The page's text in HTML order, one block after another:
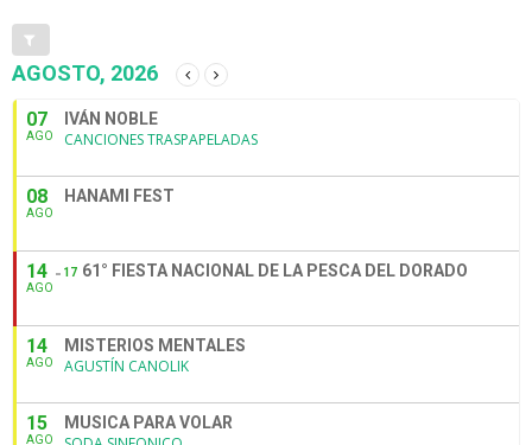
AGOSTO, 2026
07
AGO
IVÁN NOBLE
CANCIONES TRASPAPELADAS
08
AGO
HANAMI FEST
14
AGO
17 61° FIESTA NACIONAL DE LA PESCA DEL DORADO
14
AGO
MISTERIOS MENTALES
AGUSTÍN CANOLIK
15
AGO
MUSICA PARA VOLAR